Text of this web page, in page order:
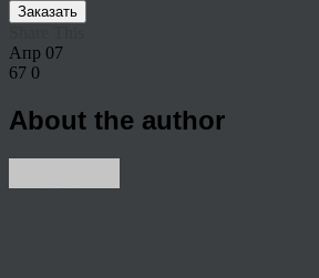
Заказать
Апр 07
67 0
About the author